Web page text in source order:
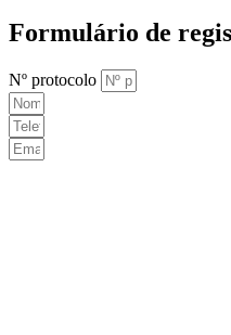
Formulário de
Nº protocolo